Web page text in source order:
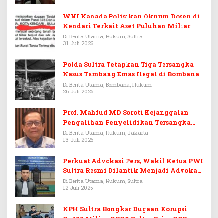
WNI Kanada Polisikan Oknum Dosen di
Kendari Terkait Aset Puluhan Miliar
Di Berita Utama, Hukum, Sultra
31 Juli 2026
Polda Sultra Tetapkan Tiga Tersangka
Kasus Tambang Emas Ilegal di Bombana
Di Berita Utama, Bombana, Hukum
26 Juli 2026
Prof. Mahfud MD Soroti Kejanggalan
Pengalihan Penyelidikan Tersangka
Febrie Adriansyah
Di Berita Utama, Hukum, Jakarta
13 Juli 2026
Perkuat Advokasi Pers, Wakil Ketua PWI
Sultra Resmi Dilantik Menjadi Advokat
PERADI
Di Berita Utama, Hukum, Sultra
12 Juli 2026
KPH Sultra Bongkar Dugaan Korupsi